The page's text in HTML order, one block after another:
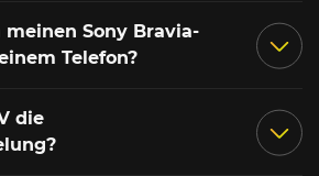
Sony Bravia-
Telefon?
die